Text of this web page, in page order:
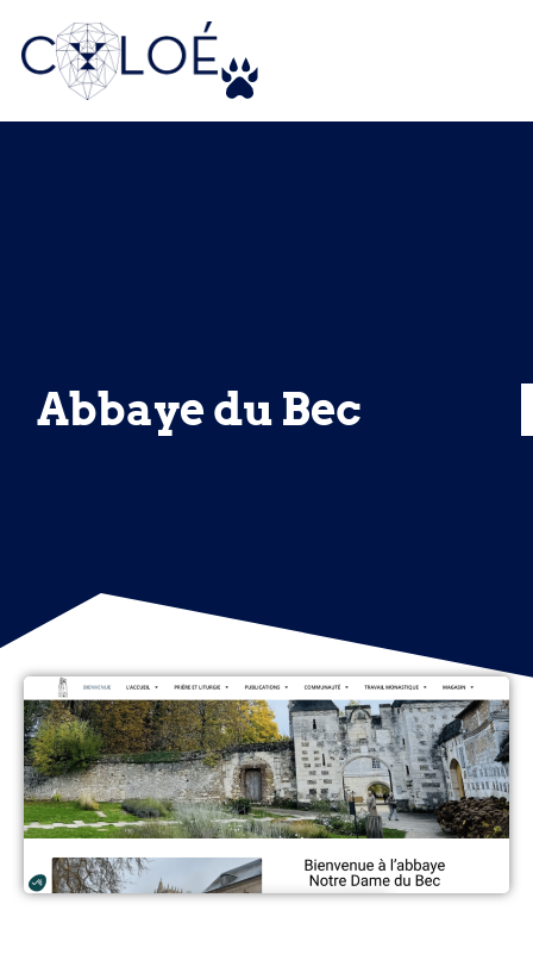
Abbaye du Bec